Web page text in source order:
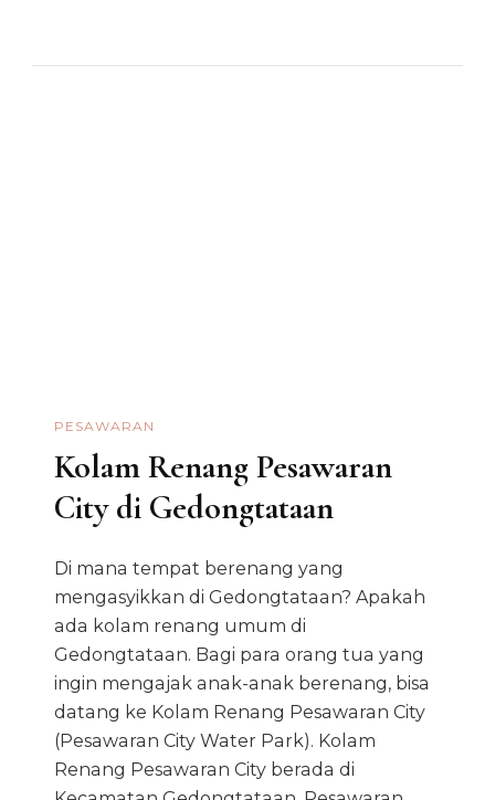
PESAWARAN
Kolam Renang Pesawaran
City di Gedongtataan
Di mana tempat berenang yang
mengasyikkan di Gedongtataan? Apakah
ada kolam renang umum di
Gedongtataan. Bagi para orang tua yang
ingin mengajak anak-anak berenang, bisa
datang ke Kolam Renang Pesawaran City
(Pesawaran City Water Park). Kolam
Renang Pesawaran City berada di